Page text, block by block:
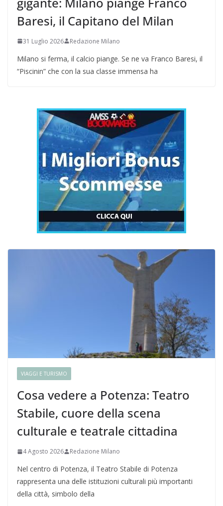
Baresi, il Capitano del Milan
31 Luglio 2026 Redazione Milano
Milano si ferma, il calcio piange. Se ne va Franco Baresi, il
“Piscinin” che con la sua classe immensa ha
VIAGGI E TURISMO
Cosa vedere a Potenza: Teatro
Stabile, cuore della scena
culturale e teatrale cittadina
4 Agosto 2026 Redazione Milano
Nel centro di Potenza, il Teatro Stabile di Potenza
rappresenta una delle istituzioni culturali più importanti
della città, simbolo della